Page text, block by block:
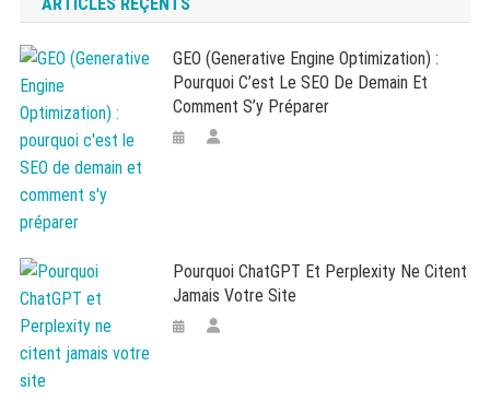
GEO (Generative Engine Optimization) :
Pourquoi C’est Le SEO De Demain Et
Comment S’y Préparer
Pourquoi ChatGPT Et Perplexity Ne Citent
Jamais Votre Site